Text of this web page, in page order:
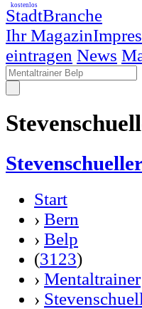
StadtBranche
Ihr Magazin
kostenlos
eintragen News
Start
› Bern
› Belp
(3123)
› Mentaltrainer
›